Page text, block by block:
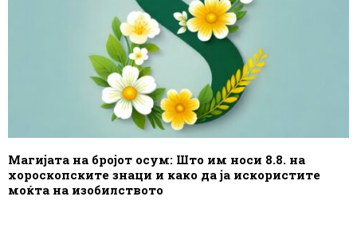
Магијата на бројот осум: Што им носи 8.8. на
хороскопските знаци и како да ја искористите
моќта на изобилството